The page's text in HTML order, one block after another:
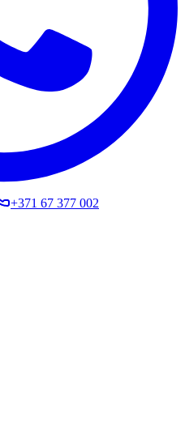
+371 67 377 002